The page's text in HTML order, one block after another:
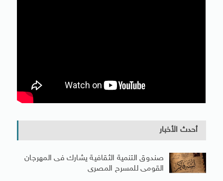
أحدث الأخبار
صندوق التنمية الثقافية يشارك فى المهرجان
القومى للمسرح المصرى